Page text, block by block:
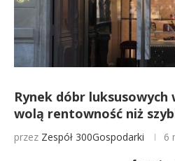
Rynek dóbr
wolą rentowność niż
przez Zespół 300Gospodarki 6